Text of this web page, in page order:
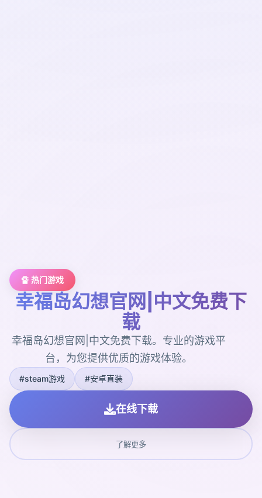
🔏 热门游戏
幸福岛幻想官网|中文免费下
载
幸福岛幻想官网|中文免费下载。专业的游戏平
台，为您提供优质的游戏体验。
#steam游戏 #安卓直装
在线下载
了解更多